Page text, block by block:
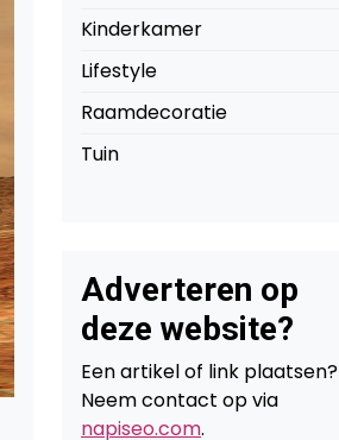
Kinderkamer
Lifestyle
Raamdecoratie
Tuin
Adverteren op
deze website?
Een artikel of link plaatsen?
Neem contact op via
napiseo.com.